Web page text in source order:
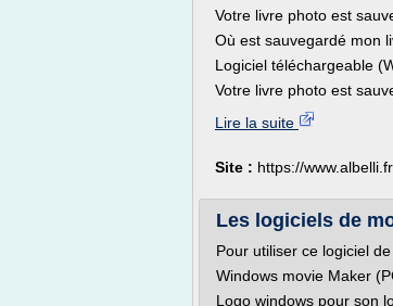
Votre livre photo est
Où est sauvegardé mon
Logiciel téléchargeable
Votre livre photo est
Lire la suite
Site : https://www.albelli.fr
Les logiciels de
Pour utiliser ce logiciel
Windows movie Maker
Logo windows pour son